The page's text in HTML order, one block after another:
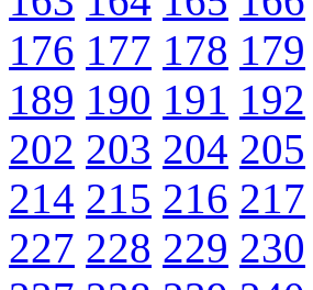
176 177 178 179
189 190 191 192
202 203 204 205
214 215 216 217
227 228 229 230